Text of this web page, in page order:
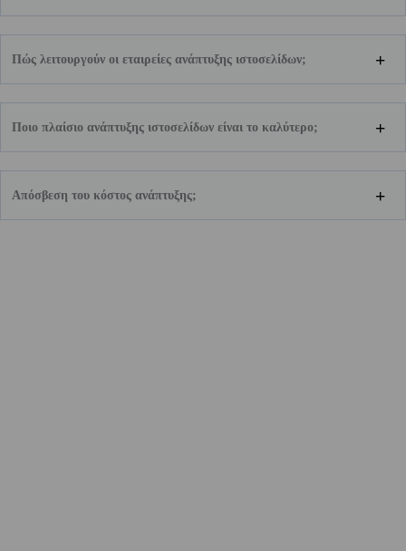
Πώς λειτουργούν οι εταιρείες ανάπτυξης ιστοσελίδων;
Ποιο πλαίσιο ανάπτυξης ιστοσελίδων είναι το καλύτερο;
Απόσβεση του κόστος ανάπτυξης;